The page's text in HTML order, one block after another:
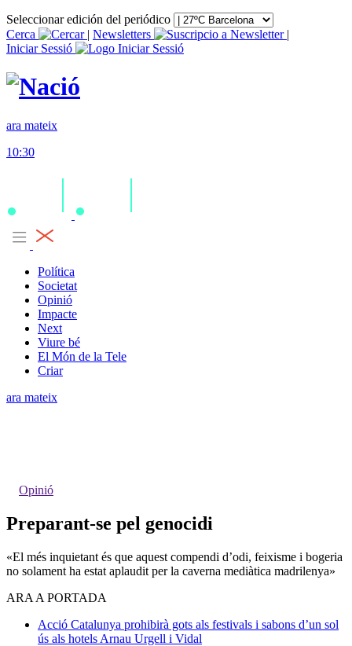
Seleccionar edición del periódico
Cerca
| Newsletters
|
Iniciar Sessió
ara mateix
10:30
Política
Societat
Opinió
Impacte
Next
Viure bé
El Món de la Tele
Criar
ara mateix
Opinió
Preparant-se pel genocidi
«El més inquietant és que aquest compendi d’odi, feixisme i bogeria
no solament ha estat aplaudit per la caverna mediàtica madrilenya»
ARA A PORTADA
Acció Catalunya prohibirà gots als festivals i sabons d’un sol
ús als hotels Arnau Urgell i Vidal